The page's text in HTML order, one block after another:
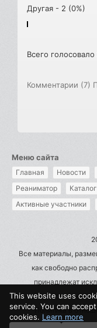
Другая - 2 (0%)
Всего
Комментарии (7)
Меню сайта
Главная Новости
Реаниматор
Активные участники
Все материалы,
как свободно
принадлежат
претензии
Политика в
This website uses
service. You can
cookies. Learn more